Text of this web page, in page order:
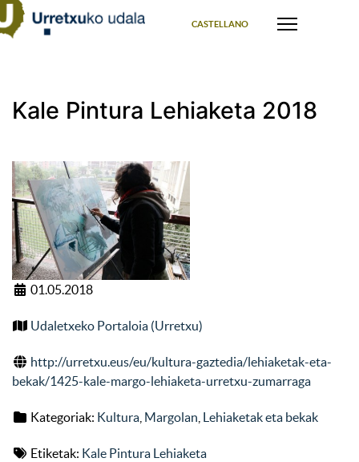
CASTELLANO
Kale Pintura Lehiaketa 2018
01.05.2018
Udaletxeko Portaloia (Urretxu)
http://urretxu.eus/eu/kultura-gaztedia/lehiaketak-eta-
bekak/1425-kale-margo-lehiaketa-urretxu-zumarraga
Kategoriak: Kultura Margolan Lehiaketak eta bekak
Etiketak: Kale Pintura Lehiaketa